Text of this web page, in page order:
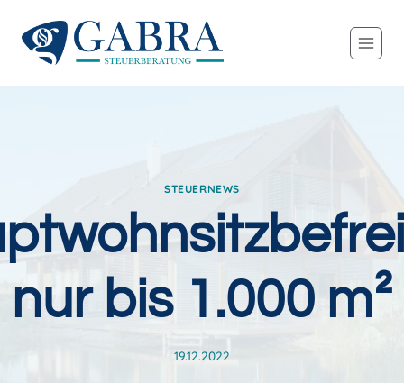
Inhalt
springen
STEUERNEWS
nur bis 1.000 m²
19.12.2022